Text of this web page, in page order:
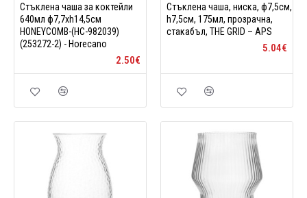
Стъклена чаша за коктейли
640мл ф7,7xh14,5см
HONEYCOMB-(HC-982039)
(253272-2) - Horecano
2.50€
Стъклена чаша, ниска, ф7,5см,
h7,5см, 175мл, прозрачна,
стакабъл, THE GRID – APS
5.04€